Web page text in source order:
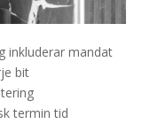
inkluderar mandat
bit
termin tid